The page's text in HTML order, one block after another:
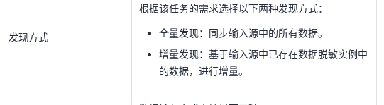
手动选择
全部选择
发现方式
根据该任务的需求选择以下两种发现方式：
全量发现：同步输入源中的所有数据。
增量发现：基于输入源中已存在数据脱敏实例中
的数据，进行增量。